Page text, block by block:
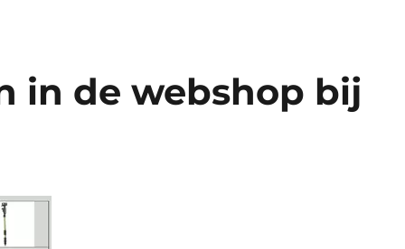
in de webshop bij